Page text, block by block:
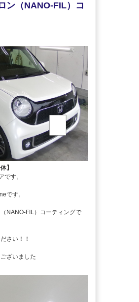
（NANO-FIL）コ
】
です。
です。
NANO-FIL）コーティングで
さい！！
ざいました